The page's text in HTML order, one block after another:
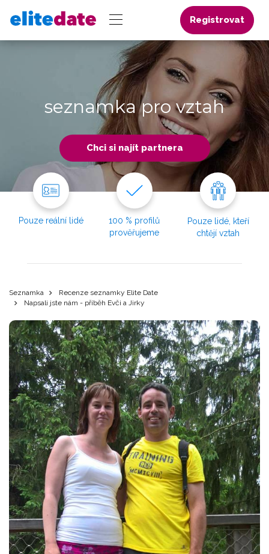
Registrovat
seznamka pro vztah
Chci si najít partnera
Pouze reální lidé
100 % profilů
prověřujeme
Pouze lidé, kteří
chtějí vztah
Seznamka
Recenze seznamky Elite Date
Napsali jste nám - příběh Evči a Jirky